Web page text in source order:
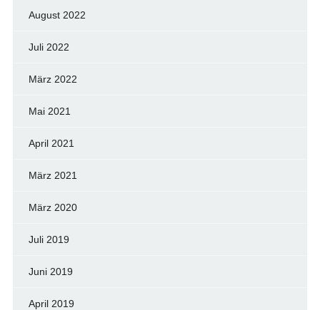
August 2022
Juli 2022
März 2022
Mai 2021
April 2021
März 2021
März 2020
Juli 2019
Juni 2019
April 2019